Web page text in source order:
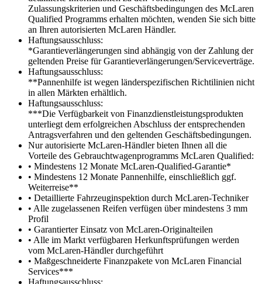
Zulassungskriterien und Geschäftsbedingungen des McLaren
Qualified Programms erhalten möchten, wenden Sie sich bitte
an Ihren autorisierten McLaren Händler.
Haftungsausschluss:
*Garantieverlängerungen sind abhängig von der Zahlung der
geltenden Preise für Garantieverlängerungen/Serviceverträge.
Haftungsausschluss:
**Pannenhilfe ist wegen länderspezifischen Richtilinien nicht
in allen Märkten erhältlich.
Haftungsausschluss:
***Die Verfügbarkeit von Finanzdienstleistungsprodukten
unterliegt dem erfolgreichen Abschluss der entsprechenden
Antragsverfahren und den geltenden Geschäftsbedingungen.
Nur autorisierte McLaren-Händler bieten Ihnen all die
Vorteile des Gebrauchtwagenprogramms McLaren Qualified:
• Mindestens 12 Monate McLaren-Qualified-Garantie*
• Mindestens 12 Monate Pannenhilfe, einschließlich ggf.
Weiterreise**
• Detaillierte Fahrzeuginspektion durch McLaren-Techniker
• Alle zugelassenen Reifen verfügen über mindestens 3 mm
Profil
• Garantierter Einsatz von McLaren-Originalteilen
• Alle im Markt verfügbaren Herkunftsprüfungen werden
vom McLaren-Händler durchgeführt
• Maßgeschneiderte Finanzpakete von McLaren Financial
Services***
Haftungsausschluss: